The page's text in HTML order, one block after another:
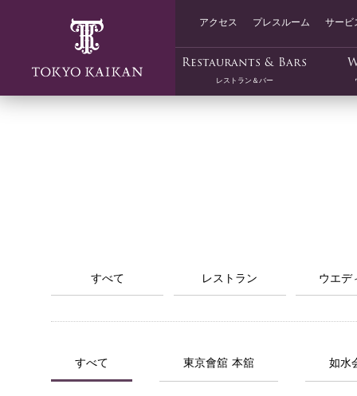
アクセス プレスルーム サービ
Restaurants & Bars
レストラン＆バー
すべて レストラン ウエデ
すべて 東京會舘 本舘 如水